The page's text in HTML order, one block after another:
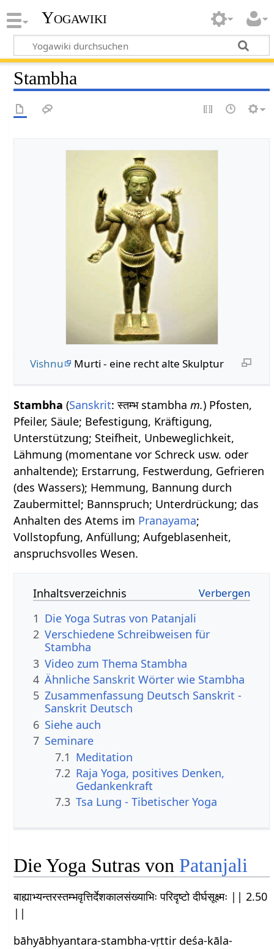
Yogawiki
Stambha
Vishnu Murti - eine recht alte Skulptur
Stambha (Sanskrit: स्तम्भ stambham.) Pfosten,
Pfeiler, Säule; Befestigung, Kräftigung,
Unterstützung; Steifheit, Unbeweglichkeit,
Lähmung (momentane vor Schreck usw. oder
anhaltende); Erstarrung, Festwerdung, Gefrieren
(des Wassers); Hemmung, Bannung durch
Zaubermittel; Bannspruch; Unterdrückung; das
Anhalten des Atems im Pranayama;
Vollstopfung, Anfüllung; Aufgeblasenheit,
anspruchsvolles Wesen.
Inhaltsverzeichnis
1 Die Yoga Sutras von Patanjali
2 Verschiedene Schreibweisen für
Stambha
3 Video zum Thema Stambha
4 Ähnliche Sanskrit Wörter wie Stambha
5 Zusammenfassung Deutsch Sanskrit -
Sanskrit Deutsch
6 Siehe auch
7 Seminare
7.1 Meditation
7.2 Raja Yoga, positives Denken,
Gedankenkraft
7.3 Tsa Lung - Tibetischer Yoga
Die Yoga Sutras von Patanjali
बाह्याभ्यन्तरस्तम्भवृत्तिर्देशकालसंख्याभिः परिदृष्टो दीर्घसूक्ष्मः || 2.50
||
bāhyābhyantara-stambha-vṛttir deśa-kāla-